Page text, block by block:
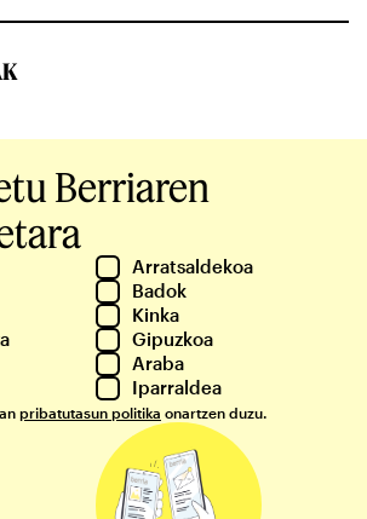
Berriaren
Arratsaldekoa
Badok
Kinka
Gipuzkoa
Araba
Iparraldea
pribatutasun politika onartzen duzu.